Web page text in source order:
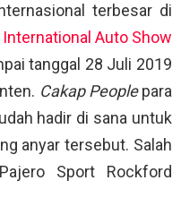
terbesar di
Auto Show
tanggal 28 Juli 2019
Cakap Peoplepara
hadir di sana untuk
anyar tersebut. Salah
Sport Rockford